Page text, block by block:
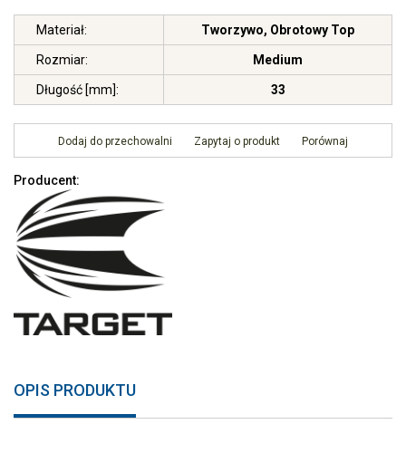
Materiał: Tworzywo, Obrotowy Top
Rozmiar: Medium
Długość [mm]: 33
Dodaj do przechowalni Zapytaj o produkt Porównaj
Producent:
OPIS PRODUKTU